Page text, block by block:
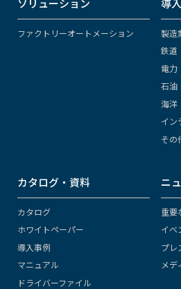
ソリューション
ファクトリーオートメーション
導
製造
鉄道
電力
石油
海洋
イン
その
カタログ・資料
カタログ
ホワイトペーパー
導入事例
マニュアル
ドライバーファイル
ニ
重要
イベ
プレ
メデ